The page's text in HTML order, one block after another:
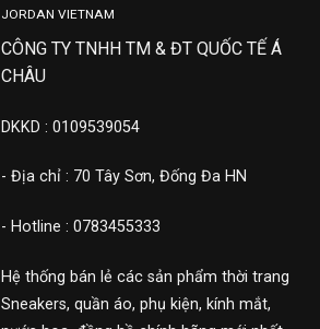
JORDAN VIETNAM
CÔNG TY TNHH TM & ĐT QUỐC TẾ Á
CHÂU
DKKD : 0109539054
- Địa chỉ : 70 Tây Sơn, Đống Đa HN
- Hotline : 0783455333
Hệ thống bán lẻ các sản phẩm thời trang
Sneakers, quần áo, phụ kiện, kính mắt,